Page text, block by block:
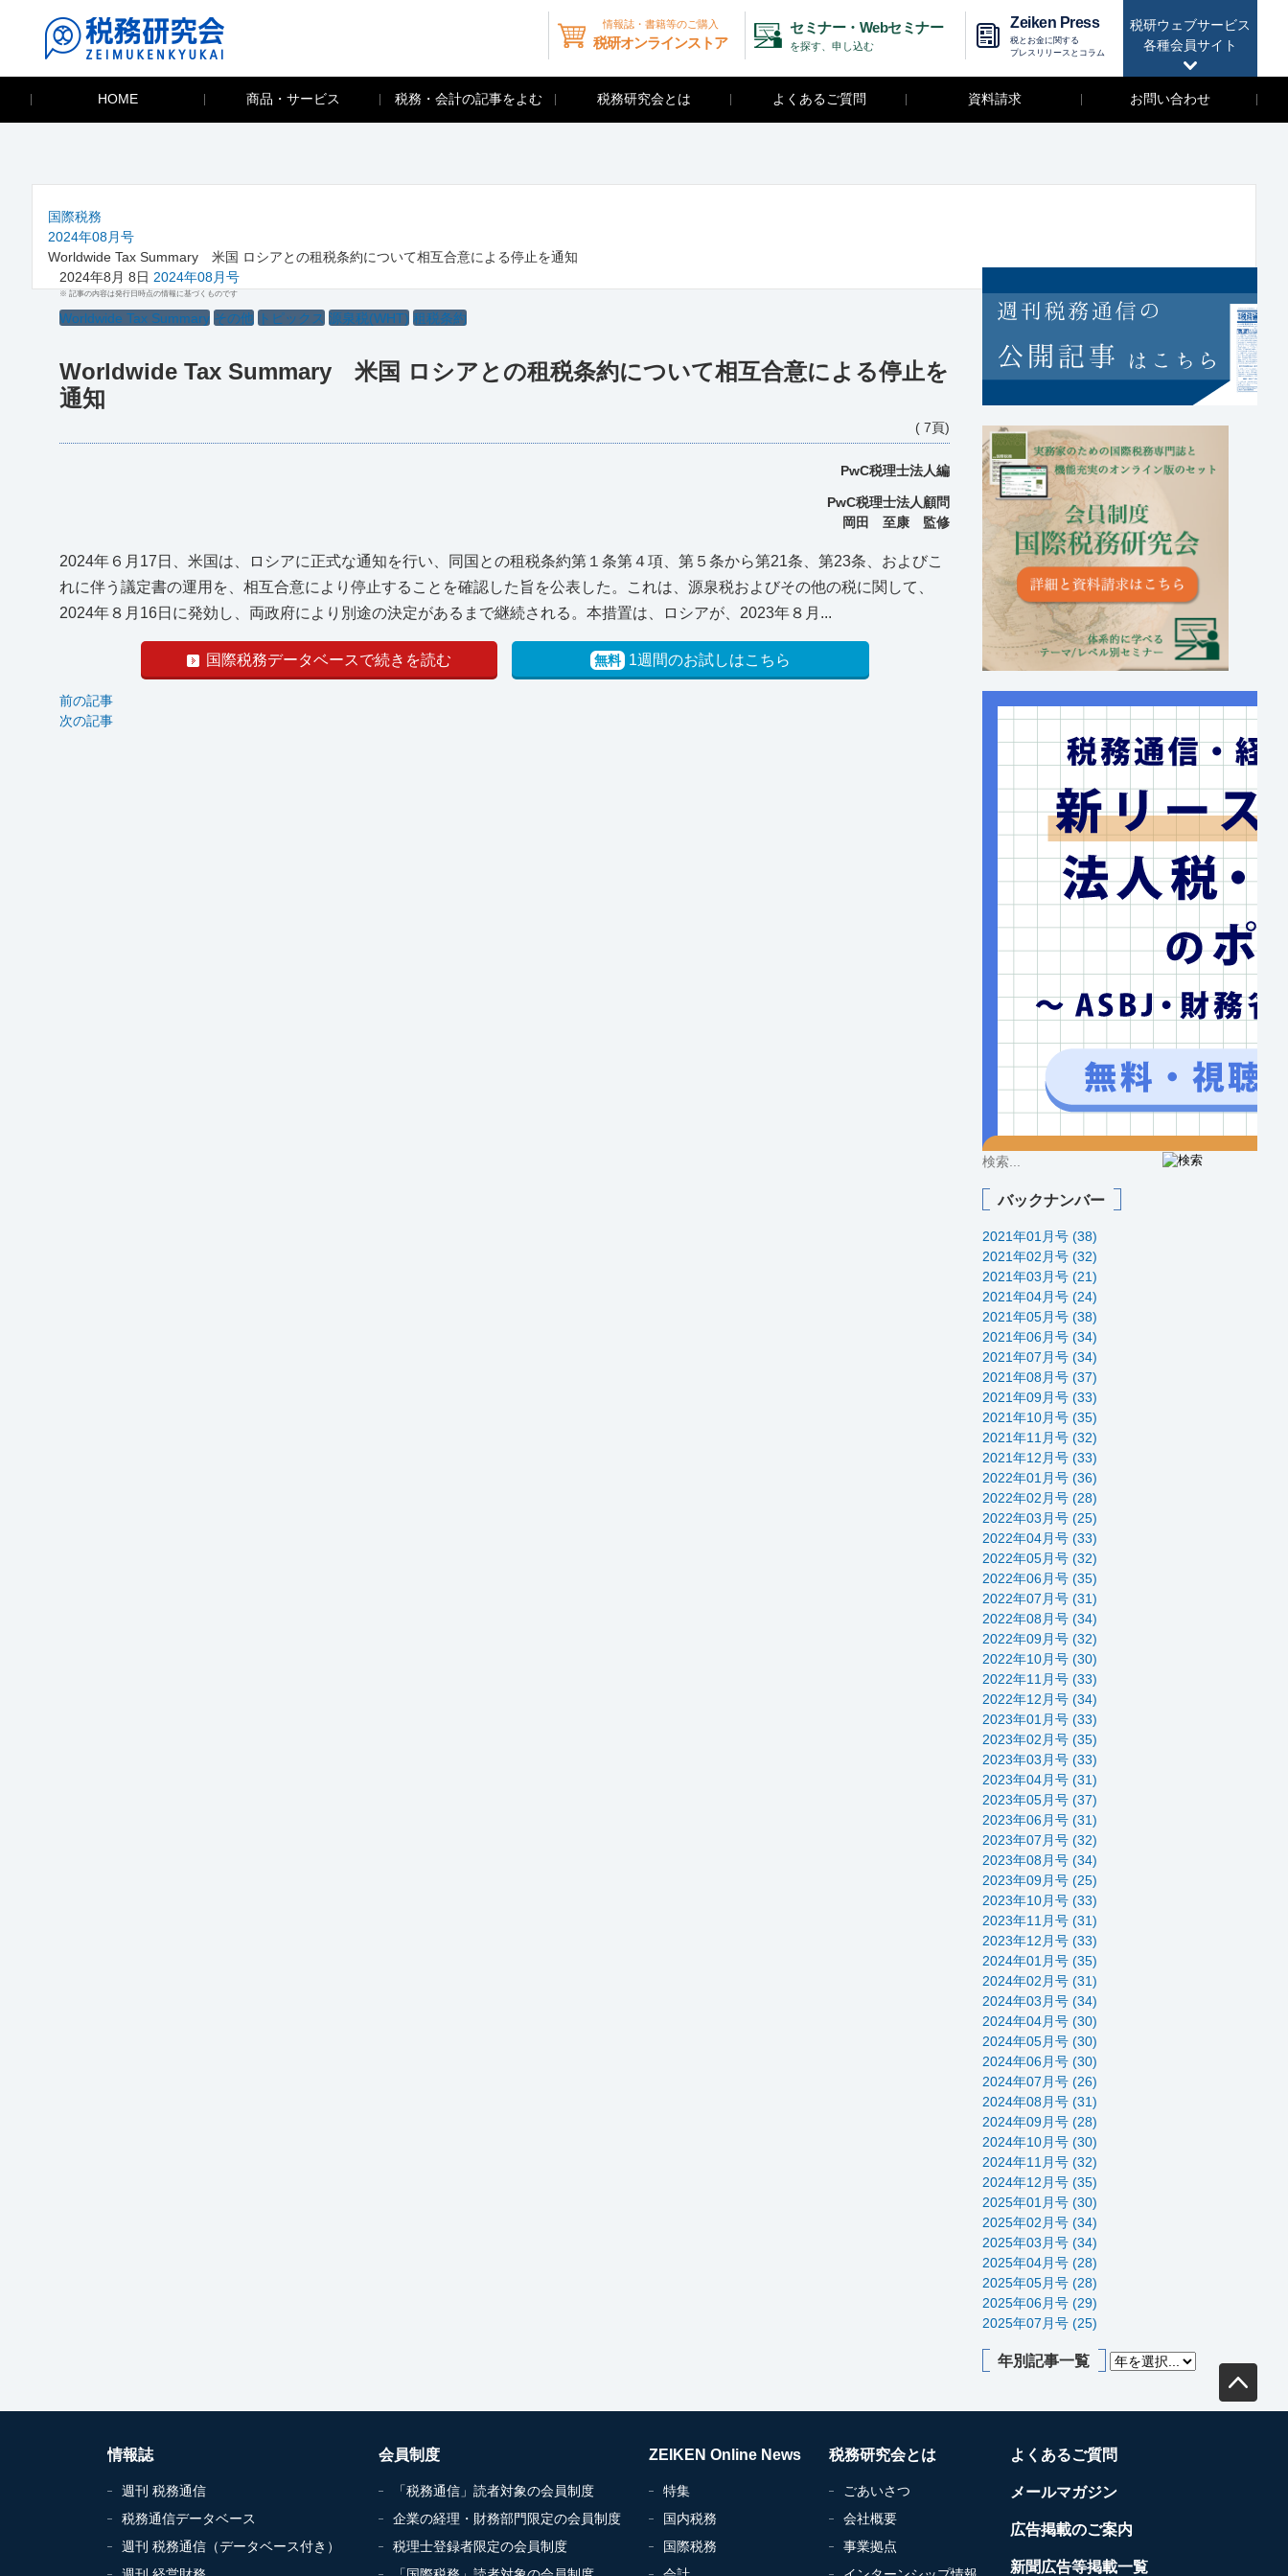
税研ウェブサービス
各種会員サイト
情報誌・書籍等のご購入
税研オンラインストア
セミナー・Webセミナー
を探す、申し込む
Zeiken Press
税とお金に関する
プレスリリースとコラム
HOME 商品・サービス 税務・会計の記事をよむ 税務研究会とは よくあるご質問 資料請求 お問い合わせ
国際税務
2024年08月号
Worldwide Tax Summary 米国 ロシアとの租税条約について相互合意による停止を通知
2024年8月 8日 2024年08月号
※ 記事の内容は発行日時点の情報に基づくものです
Worldwide Tax Summary その他 トピックス 源泉税(WHT) 租税条約
Worldwide Tax Summary 米国 ロシアとの租税条約について相互合意による停止を
通知
( 7頁)
PwC税理士法人編
PwC税理士法人顧問
岡田 至康 監修
2024年６月17日、米国は、ロシアに正式な通知を行い、同国との租税条約第１条第４項、第５条から第21条、第23条、およびこ
れに伴う議定書の運用を、相互合意により停止することを確認した旨を公表した。これは、源泉税およびその他の税に関して、
2024年８月16日に発効し、両政府により別途の決定があるまで継続される。本措置は、ロシアが、2023年８月...
国際税務データベースで続きを読む 無料 1週間のお試しはこちら
前の記事
次の記事
バックナンバー
2021年01月号 (38)
2021年02月号 (32)
2021年03月号 (21)
2021年04月号 (24)
2021年05月号 (38)
2021年06月号 (34)
2021年07月号 (34)
2021年08月号 (37)
2021年09月号 (33)
2021年10月号 (35)
2021年11月号 (32)
2021年12月号 (33)
2022年01月号 (36)
2022年02月号 (28)
2022年03月号 (25)
2022年04月号 (33)
2022年05月号 (32)
2022年06月号 (35)
2022年07月号 (31)
2022年08月号 (34)
2022年09月号 (32)
2022年10月号 (30)
2022年11月号 (33)
2022年12月号 (34)
2023年01月号 (33)
2023年02月号 (35)
2023年03月号 (33)
2023年04月号 (31)
2023年05月号 (37)
2023年06月号 (31)
2023年07月号 (32)
2023年08月号 (34)
2023年09月号 (25)
2023年10月号 (33)
2023年11月号 (31)
2023年12月号 (33)
2024年01月号 (35)
2024年02月号 (31)
2024年03月号 (34)
2024年04月号 (30)
2024年05月号 (30)
2024年06月号 (30)
2024年07月号 (26)
2024年08月号 (31)
2024年09月号 (28)
2024年10月号 (30)
2024年11月号 (32)
2024年12月号 (35)
2025年01月号 (30)
2025年02月号 (34)
2025年03月号 (34)
2025年04月号 (28)
2025年05月号 (28)
2025年06月号 (29)
2025年07月号 (25)
年別記事一覧
情報誌
週刊 税務通信
税務通信データベース
週刊 税務通信（データベース付き）
会員制度
「税務通信」読者対象の会員制度
企業の経理・財務部門限定の会員制度
税理士登録者限定の会員制度
ZEIKEN Online News
特集
国内税務
国際税務
税務研究会とは
ごあいさつ
会社概要
事業拠点
よくあるご質問
メールマガジン
広告掲載のご案内
新聞広告等掲載一覧